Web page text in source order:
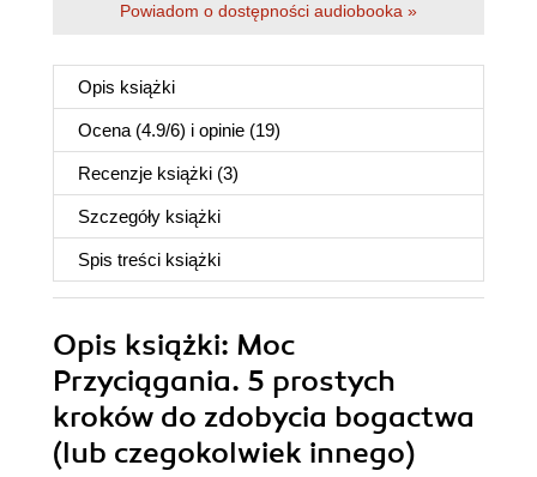
Powiadom o dostępności audiobooka »
Opis książki
Ocena (4.9/6) i opinie (19)
Recenzje książki (3)
Szczegóły książki
Spis treści książki
Opis książki: Moc
Przyciągania. 5 prostych
kroków do zdobycia bogactwa
(lub czegokolwiek innego)